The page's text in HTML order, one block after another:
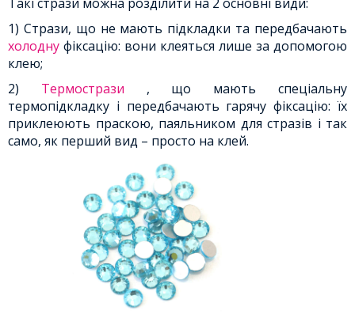
1) Стрази, що не мають підкладки та передбачають
холодну фіксацію: вони клеяться лише за допомогою
клею;
2) Термострази , що мають спеціальну
термопідкладку і передбачають гарячу фіксацію: їх
приклеюють праскою, паяльником для стразів і так
само, як перший вид – просто на клей.